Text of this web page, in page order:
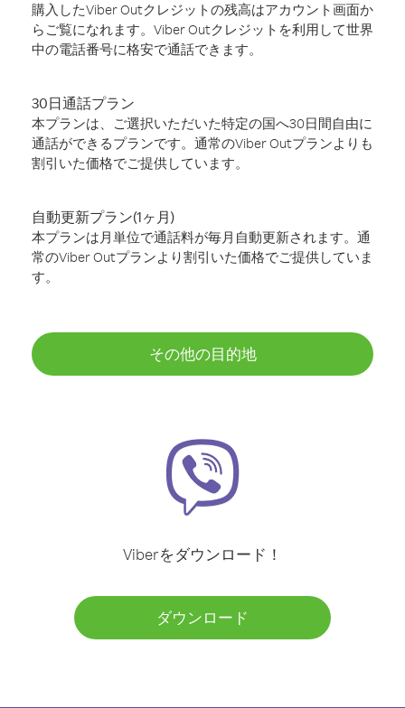
購入したViber Outクレジットの残高はアカウント画面か
らご覧になれます。Viber Outクレジットを利用して世界
中の電話番号に格安で通話できます。
30日通話プラン
本プランは、ご選択いただいた特定の国へ30日間自由に
通話ができるプランです。通常のViber Outプランよりも
割引いた価格でご提供しています。
自動更新プラン(1ヶ月)
本プランは月単位で通話料が毎月自動更新されます。通
常のViber Outプランより割引いた価格でご提供していま
す。
その他の目的地
Viberをダウンロード！
ダウンロード